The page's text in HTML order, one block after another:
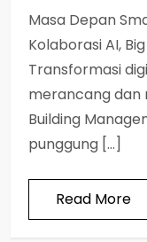
Masa Depan
Kolaborasi AI,
Transformasi
merancang dan
Building
punggung […]
Read More